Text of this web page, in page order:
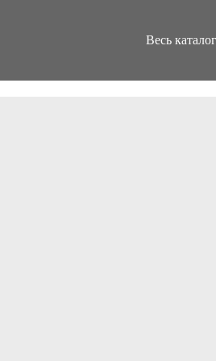
Весь каталог